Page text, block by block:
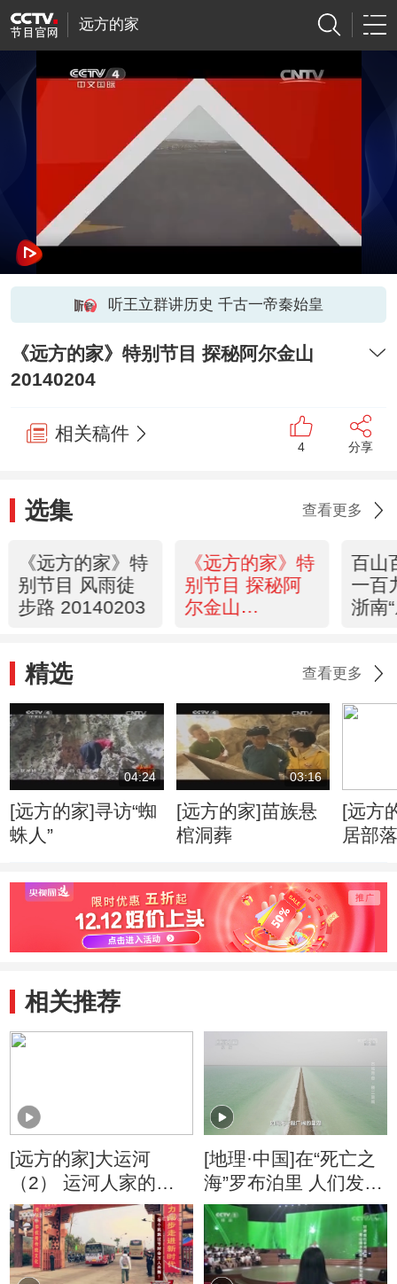
远方的家
听王立群讲历史 千古一帝秦始皇
《远方的家》特别节目 探秘阿尔金山
20140204
相关稿件
4 分享
选集 查看更多
《远方的家》特
别节目 风雨徒
步路 20140203
《远方的家》特
别节目 探秘阿
尔金山
百山
一百
浙南
精选 查看更多
04:24
[远方的家]寻访“蜘
蛛人”
03:16
[远方的家]苗族悬
棺洞葬
[远方
居部落
相关推荐
[远方的家]大运河
（2） 运河人家的船
上生活
[地理·中国]在“死亡之
海”罗布泊里 人们发现
了大地深处蕴藏着丰
富的钾盐资源